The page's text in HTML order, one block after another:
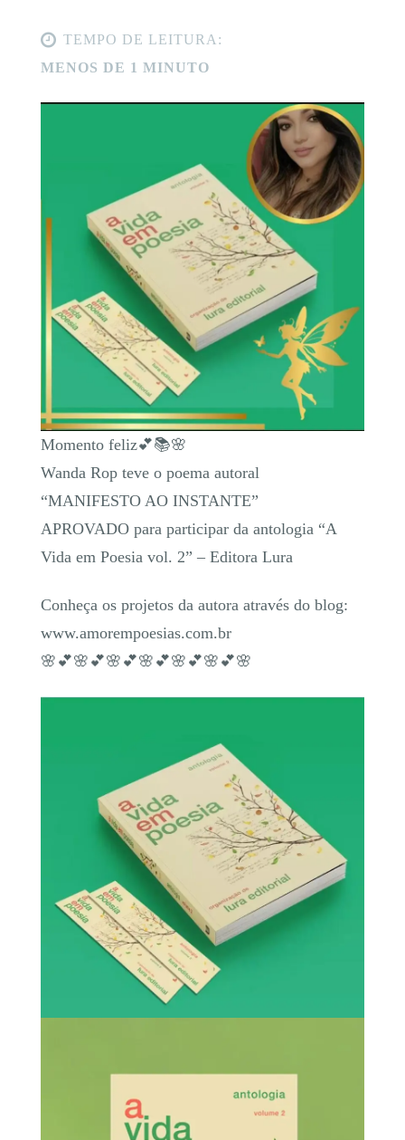
TEMPO DE LEITURA:
MENOS DE 1 MINUTO
Momento feliz💕📚🌸
Wanda Rop teve o poema autoral
“MANIFESTO AO INSTANTE”
APROVADO para participar da antologia “A
Vida em Poesia vol. 2” – Editora Lura
Conheça os projetos da autora através do blog:
www.amorempoesias.com.br
🌸💕🌸💕🌸💕🌸💕🌸💕🌸💕🌸